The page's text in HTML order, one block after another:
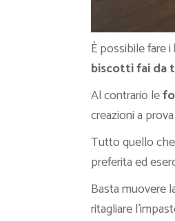
È possibile fare i
biscotti fai da
Al contrario le
creazioni a
Tutto quello
preferita ed
Basta muovere
ritagliare